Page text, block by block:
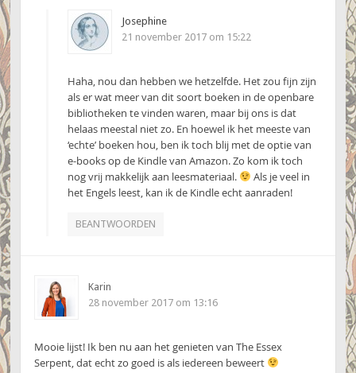
Josephine
21 november 2017 om 15:22
Haha, nou dan hebben we hetzelfde. Het zou fijn zijn
als er wat meer van dit soort boeken in de openbare
bibliotheken te vinden waren, maar bij ons is dat
helaas meestal niet zo. En hoewel ik het meeste van
‘echte’ boeken hou, ben ik toch blij met de optie van
e-books op de Kindle van Amazon. Zo kom ik toch
nog vrij makkelijk aan leesmateriaal.
Als je veel in
het Engels leest, kan ik de Kindle echt aanraden!
BEANTWOORDEN
Karin
28 november 2017 om 13:16
Mooie lijst! Ik ben nu aan het genieten van The Essex
Serpent, dat echt zo goed is als iedereen beweert